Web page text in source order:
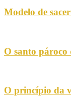
Modelo de
O santo pároco
O princípio da